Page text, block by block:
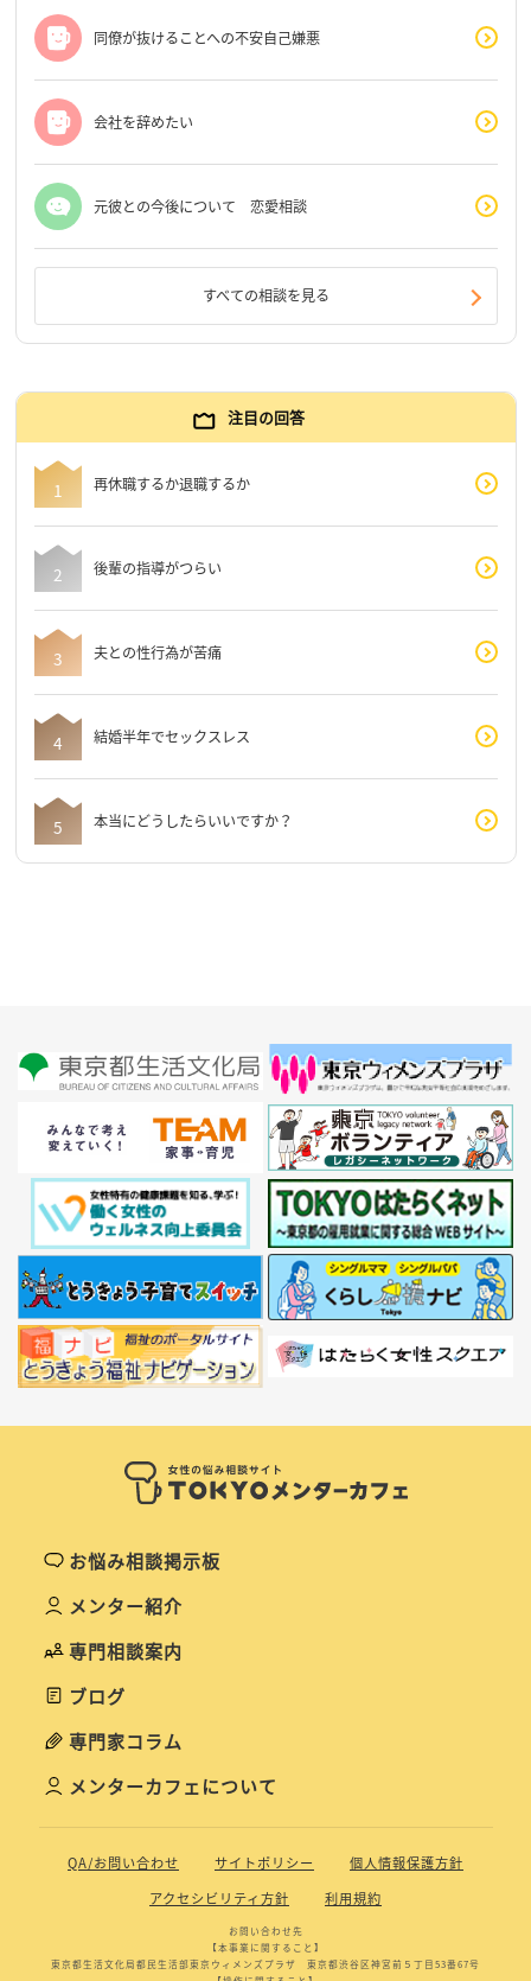
同僚が抜けることへの不安自己嫌悪
会社を辞めたい
元彼との今後について 恋愛相談
すべての相談を見る
注目の回答
再休職するか退職するか
後輩の指導がつらい
夫との性行為が苦痛
結婚半年でセックスレス
本当にどうしたらいいですか？
お悩み相談掲示板
メンター紹介
専門相談案内
ブログ
専門家コラム
メンターカフェについて
QA/お問い合わせ サイトポリシー
個人情報保護方針
アクセシビリティ方針
利用規約
お問い合わせ先
【本事業に関すること】
東京都生活文化局都民生活部東京ウィメンズプラザ 東京都渋谷区神宮前５丁目53番67号